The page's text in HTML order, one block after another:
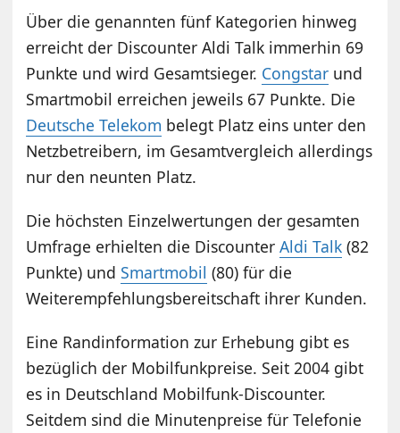
Über die genannten fünf Kategorien hinweg
erreicht der Discounter Aldi Talk immerhin 69
Punkte und wird Gesamtsieger. Congstar und
Smartmobil erreichen jeweils 67 Punkte. Die
Deutsche Telekom belegt Platz eins unter den
Netzbetreibern, im Gesamtvergleich allerdings
nur den neunten Platz.
Die höchsten Einzelwertungen der gesamten
Umfrage erhielten die DiscounterAldi Talk (82
Punkte) undSmartmobil (80) für die
Weiterempfehlungsbereitschaft ihrer Kunden.
Eine Randinformation zur Erhebung gibt es
bezüglich der Mobilfunkpreise. Seit 2004 gibt
es in Deutschland Mobilfunk-Discounter.
Seitdem sind die Minutenpreise für Telefonie